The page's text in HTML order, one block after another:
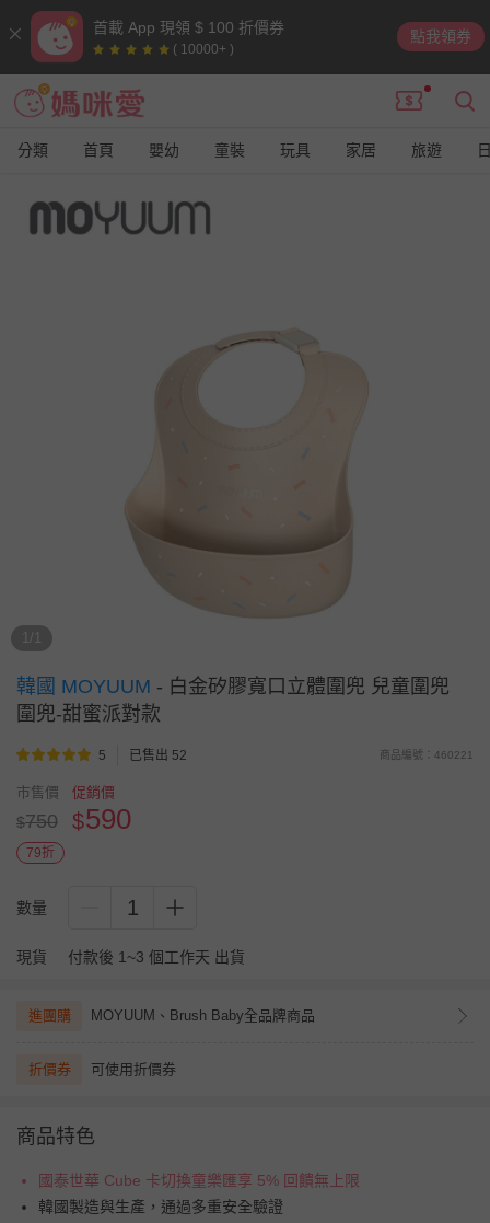
首載 App 現領 $ 100 折價券
( 10000+ )
點我領券
分類 首頁 嬰幼 童裝 玩具 家居 旅遊
1/1
韓國 MOYUUM - 白金矽膠寬口立體圍兜 兒童圍兜
圍兜-甜蜜派對款
5 已售出 52 商品編號：460221
市售價
$750
促銷價
$590
79折
數量 1
現貨 付款後 1~3 個工作天 出貨
進團購 MOYUUM、Brush Baby全品牌商品
折價券 可使用折價券
商品特色
國泰世華 Cube 卡切換童樂匯享 5% 回饋無上限
韓國製造與生產，通過多重安全驗證